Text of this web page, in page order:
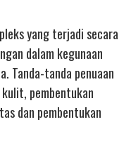
yang terjadi secara
dalam kegunaan
Tanda-tanda penuaan
pembentukan
dan pembentukan